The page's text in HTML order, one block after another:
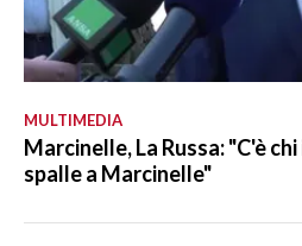
MULTIMEDIA
Marcinelle, La Russa: "C'è
spalle a Marcinelle"